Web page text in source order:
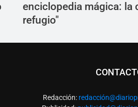
enciclopedia mágica: la
refugio"
Redacción: redacció